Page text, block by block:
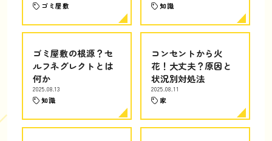
ゴミ屋敷 知識
ゴミ屋敷の根源？セ
ルフネグレクトとは
何か
2025.08.13
知識
コンセントから火
花！大丈夫？原因と
状況別対処法
2025.08.11
家